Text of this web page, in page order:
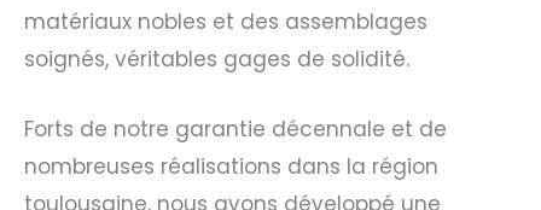
matériaux nobles et des assemblages
soignés, véritables gages de solidité.
Forts de notre garantie décennale et de
nombreuses réalisations dans la région
toulousaine, nous avons développé une